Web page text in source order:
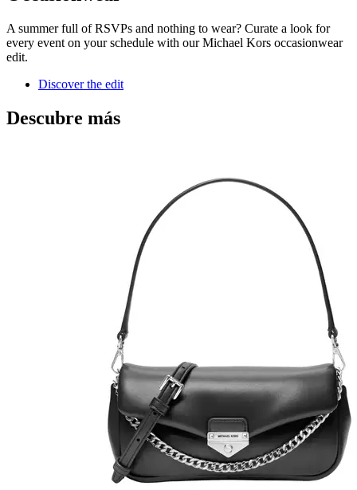
A summer full of RSVPs and nothing to wear? Curate a look for
every event on your schedule with our Michael Kors occasionwear
edit.
Discover the edit
Descubre más